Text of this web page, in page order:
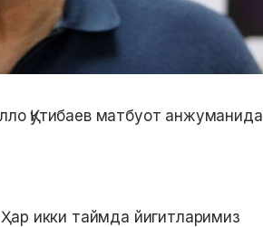
Қутибаев матбуот анжуманида
икки таймда йигитларимиз